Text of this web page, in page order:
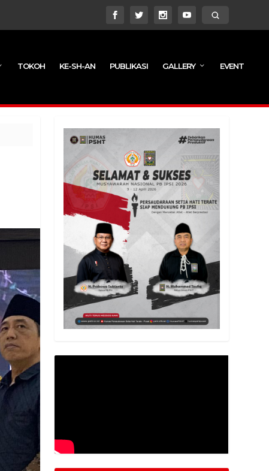
TOKOH KE-SH-AN PUBLIKASI GALLERY EVENT